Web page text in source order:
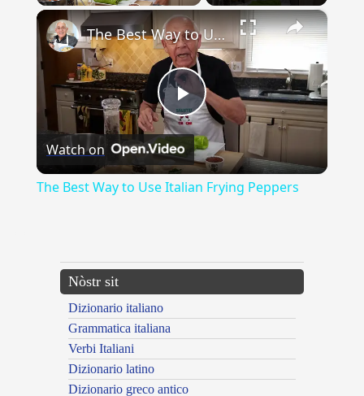
Unmute ×
Play
Video
The Best Way to Use Italian Frying Peppers
Watch on
The Best Way to Use Italian Frying Peppers
Nòstr sit
Dizionario italiano
Grammatica italiana
Verbi Italiani
Dizionario latino
Dizionario greco antico